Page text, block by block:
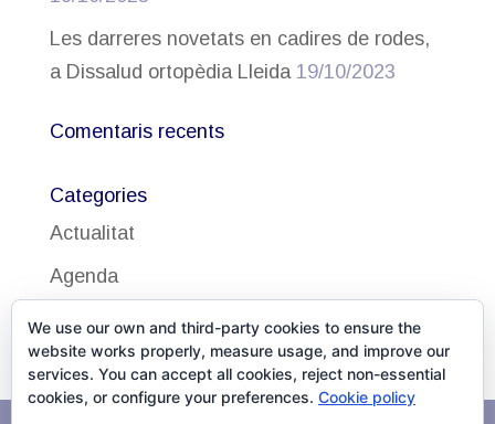
Les darreres novetats en cadires de rodes,
a Dissalud ortopèdia Lleida 19/10/2023
Comentaris recents
Categories
Actualitat
Agenda
Uncategorized
We use our own and third-party cookies to ensure the
website works properly, measure usage, and improve our
services. You can accept all cookies, reject non-essential
cookies, or configure your preferences. Cookie policy